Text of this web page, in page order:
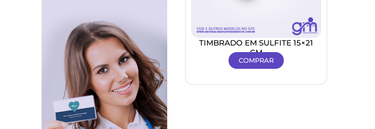
TIMBRADO EM SULFITE 15×21
CM
COMPRAR